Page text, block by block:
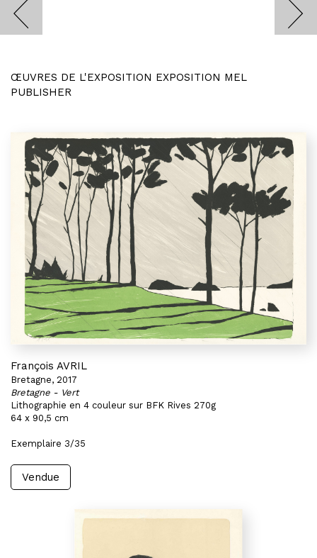
ŒUVRES DE L'EXPOSITION EXPOSITION MEL
PUBLISHER
François AVRIL
Bretagne, 2017
Bretagne - Vert
Lithographie en 4 couleur sur BFK Rives 270g
64 x 90,5 cm
Exemplaire 3/35
Vendue